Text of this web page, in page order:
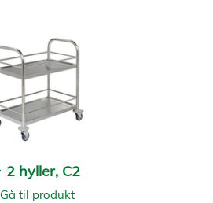
2 hyller, C2
Gå til produkt